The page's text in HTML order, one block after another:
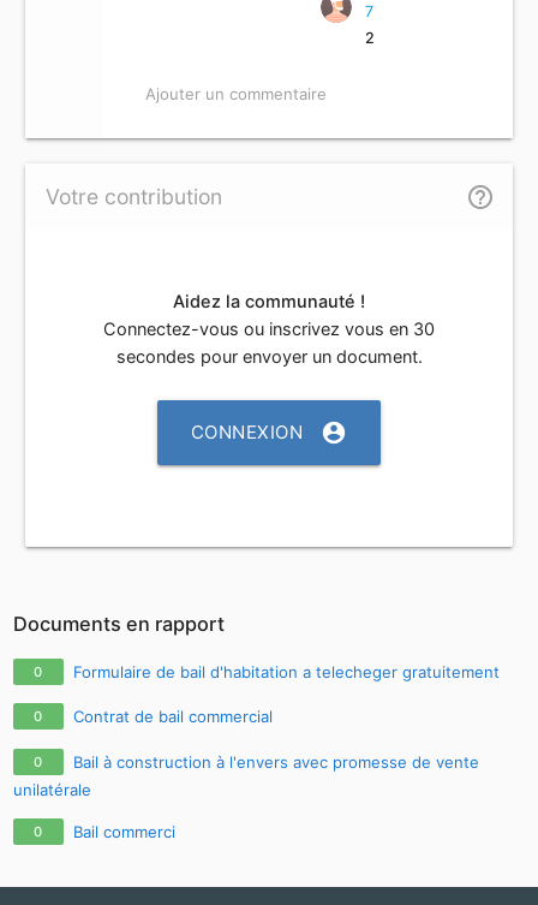
7
2
Ajouter un commentaire
Votre contribution help_outline
Aidez la communauté !
Connectez-vous ou inscrivez vous en 30
secondes pour envoyer un document.
CONNEXION account_circle
Documents en rapport
0 Formulaire de bail d'habitation a telecheger gratuitement
0 Contrat de bail commercial
0
Bail à construction à l'envers avec promesse de vente
unilatérale
0 Bail commerci